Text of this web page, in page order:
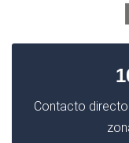
Contacto